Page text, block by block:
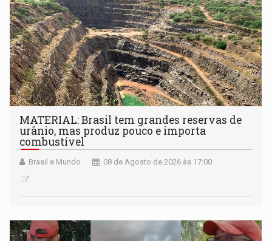
MATERIAL: Brasil tem grandes reservas de
urânio, mas produz pouco e importa
combustível
Brasil e Mundo 08 de Agosto de 2026 às 17:00